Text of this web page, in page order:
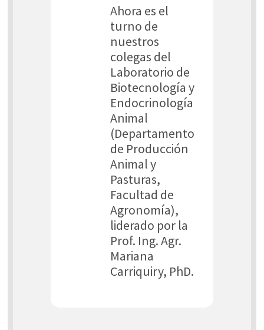
Ahora es el
turno de
nuestros
colegas del
Laboratorio de
Biotecnología y
Endocrinología
Animal
(Departamento
de Producción
Animal y
Pasturas,
Facultad de
Agronomía),
liderado por la
Prof. Ing. Agr.
Mariana
Carriquiry, PhD.